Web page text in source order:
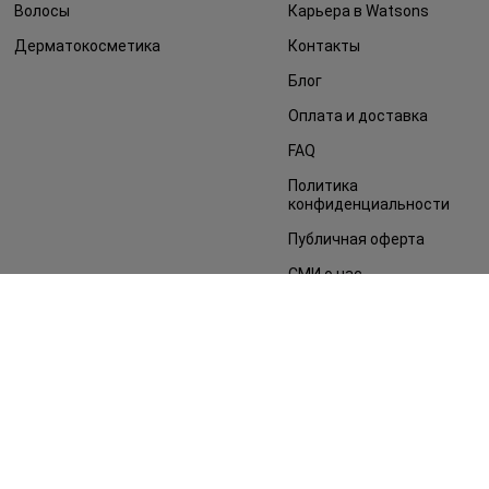
Волосы
Дерматокосметика
Карьера в Watsons
Контакты
Блог
Оплата и доставка
FAQ
Политика
конфиденциальности
Публичная оферта
СМИ о нас